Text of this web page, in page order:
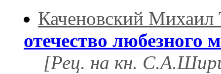
Каченовский
отечество любезного
[Рец. на кн.